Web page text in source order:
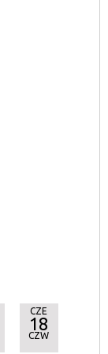
CZE
18
CZW